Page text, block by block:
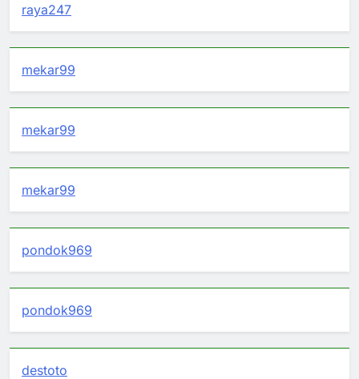
raya247
mekar99
mekar99
mekar99
pondok969
pondok969
destoto